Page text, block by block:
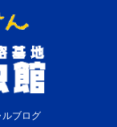
ブログ